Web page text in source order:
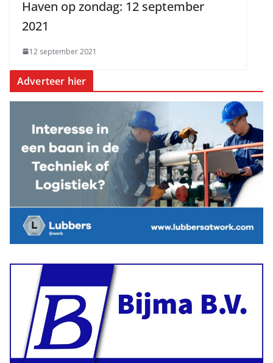
Haven op zondag: 12 september
2021
12 september 2021
Adverteer hier